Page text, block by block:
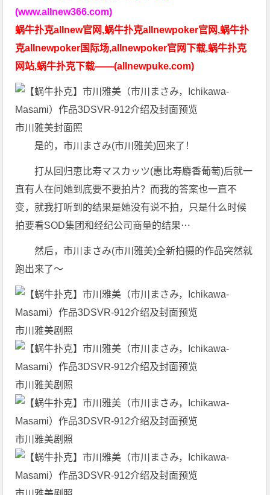
(www.allnew366.com)
蜗牛扑克allnew官网,蜗牛扑克allnewpoker官网,蜗牛扑
克allnewpoker国际场,allnewpoker官网下载,蜗牛扑克
网站,蜗牛扑克下载——(allnewpuke.com)
市川雅美封面照
是的，市川まさみ(市川雅美)回来了！
打从回归恵比寿マスカッツ(惠比寿麝香葡萄)后就一
直有人在问她到底要不要拍片？而我的答案也一直不
变，就我打听到的结果是她没有说不拍，只是什么时候
拍要看SOD集团和经纪公司商量的结果⋯
然后，市川まさみ(市川雅美)全新拍摄的作品突然就
跑出来了〜
市川雅美剧照
市川雅美剧照
市川雅美剧照